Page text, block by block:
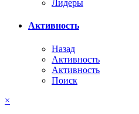
Лидеры
Активность
Назад
Активность
Активность
Поиск
×